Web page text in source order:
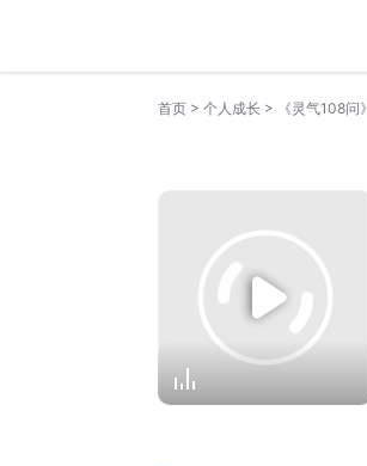
首页 > 个人成长 > 《灵气108问》